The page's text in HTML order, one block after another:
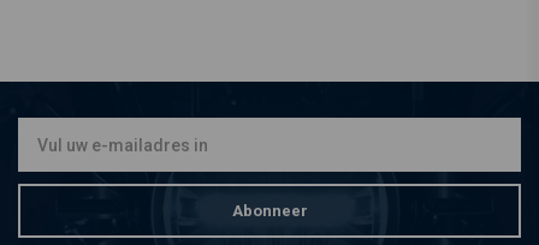
Drag Bar
Abonneer